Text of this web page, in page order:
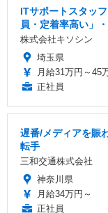
ITサポートスタッ
員・定着率高い」
株式会社キソシン
埼玉県
月給31万円～45
正社員
遅番/メディアを賑
転手
三和交通株式会社
神奈川県
月給34万円～
正社員